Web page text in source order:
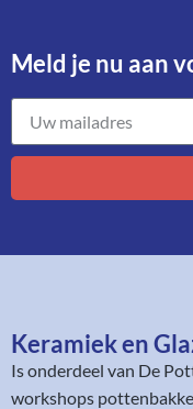
Meld je nu aan
Keramiek en
Is onderdeel van De
workshops